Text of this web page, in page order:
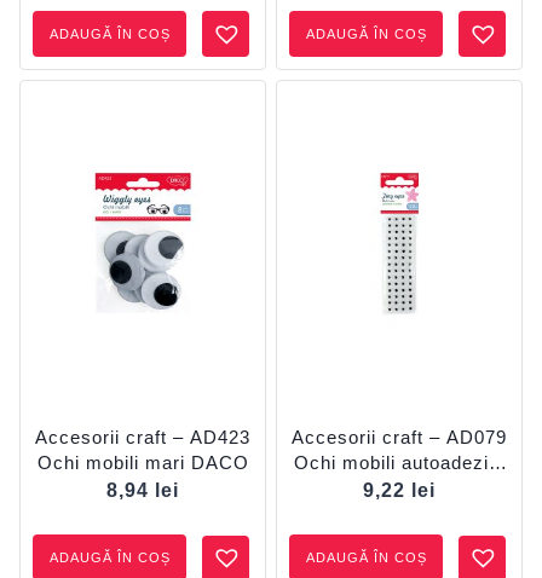
ADAUGĂ ÎN COȘ ADAUGĂ ÎN COȘ
Accesorii craft – AD423
Ochi mobili mari DACO
8,94
lei
ADAUGĂ ÎN COȘ
Accesorii craft – AD079
Ochi mobili autoadezivi
DACO
9,22 lei
ADAUGĂ ÎN COȘ